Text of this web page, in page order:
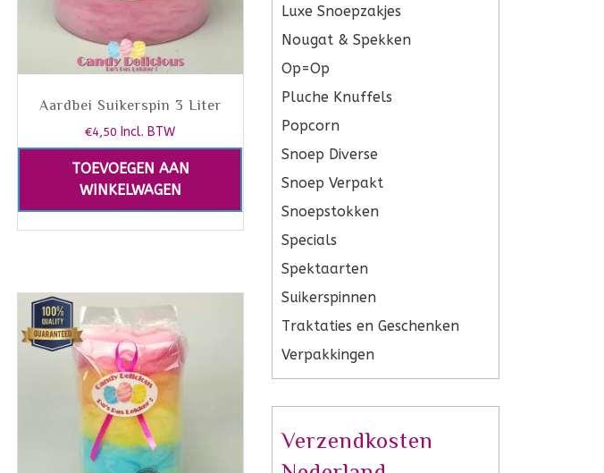
Aardbei Suikerspin 3 Liter
€4,50 Incl. BTW
TOEVOEGEN AAN
WINKELWAGEN
Luxe Snoepzakjes
Nougat & Spekken
Op=Op
Pluche Knuffels
Popcorn
Snoep Diverse
Snoep Verpakt
Snoepstokken
Specials
Spektaarten
Suikerspinnen
Traktaties en Geschenken
Verpakkingen
Verzendkosten